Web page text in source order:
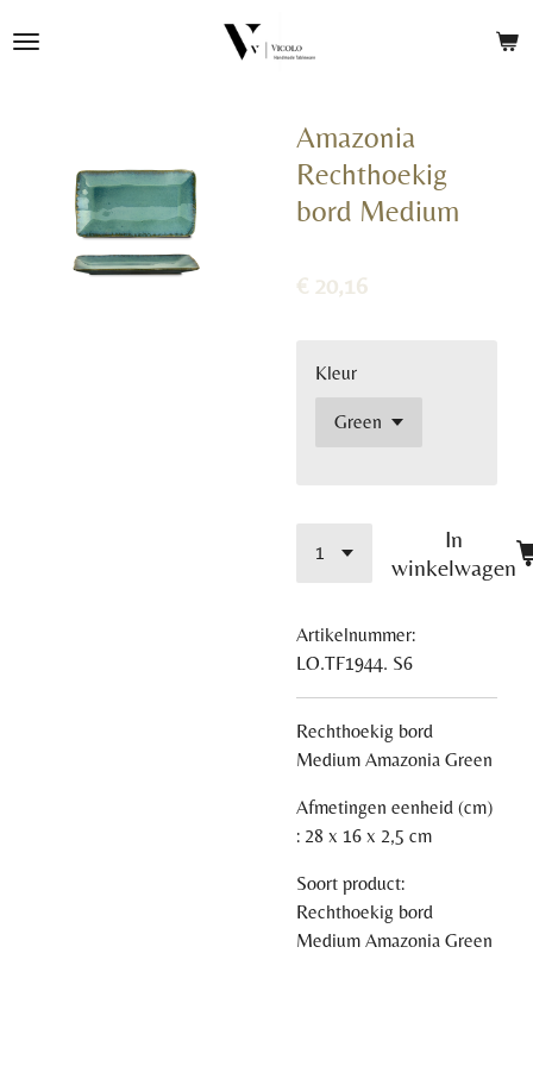
direct
Amazonia
Rechthoekig
bord Medium
€ 20,16
Kleur
In
winkelwagen
Artikelnummer:
LO.TF1944. S6
Rechthoekig bord
Medium Amazonia Green
Afmetingen eenheid (cm)
: 28 x 16 x 2,5 cm
Soort product:
Rechthoekig bord
Medium Amazonia Green